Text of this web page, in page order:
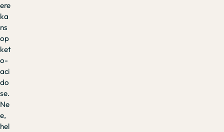
ere
ka
ns
op
ket
o-
aci
do
se.
Ne
e,
hel